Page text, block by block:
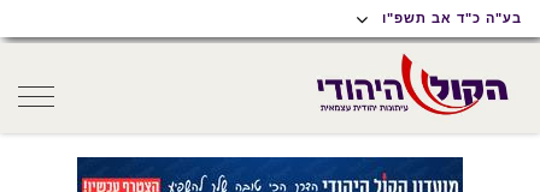
תפריט
נגישות
תפריט
ראשי
תוכן
ראשי
בע"ה כ"ד אב תשפ"ו